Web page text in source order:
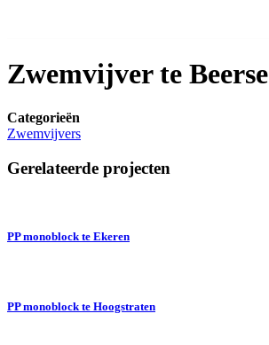
Zwemvijver te Beerse
Categorieën
Zwemvijvers
Gerelateerde projecten
PP monoblock te Ekeren
PP monoblock te Hoogstraten